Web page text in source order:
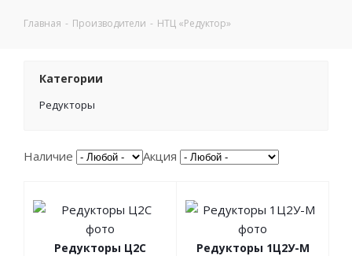
Главная - Производители - НТЦ «Редуктор»
Категории
Редукторы
Наличие Акция
Редукторы Ц2С Редукторы 1Ц2У-М